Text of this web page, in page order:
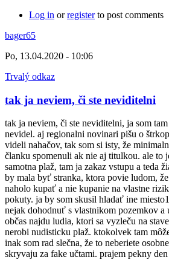
Log in orregisterto post comments
bager65
Po, 13.04.2020 - 10:06
Trvalý odkaz
tak ja neviem, či ste neviditelni
tak ja neviem, či ste neviditelni, ja som
nevidel. aj regionalni novinari pišu o
videli nahačov, tak som si isty, že
članku spomenuli ak nie aj titulkou. ale to
samotna plaž, tam ja zakaz vstupu a teda
by mala byť stranka, ktora povie ludom, že
naholo kupať a nie kupanie na vlastne
pokuty. ja by som skusil hladať ine
nejak dohodnuť s vlastnikom pozemkov a
občas najdu ludia, ktori sa vyzleču na
nerobi nudisticku plaž. ktokolvek tam
inak som rad slečna, že to neberiete
skryvaju za fake učtami. prajem pekny den